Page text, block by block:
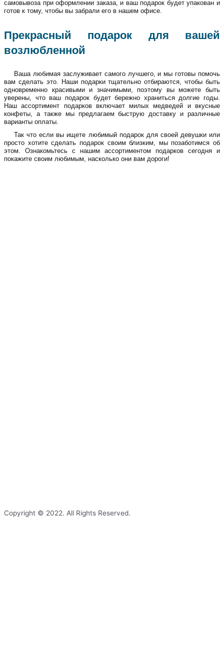
самовывоза при оформлении заказа, и ваш подарок будет упакован и
готов к тому, чтобы вы забрали его в нашем офисе.
Прекрасный подарок для вашей
возлюбленной
Ваша любимая заслуживает самого лучшего, и мы готовы помочь
вам сделать это. Наши подарки тщательно отбираются, чтобы быть
одновременно красивыми и значимыми, поэтому вы можете быть
уверены, что ваш подарок будет бережно храниться долгие годы.
Наш ассортимент подарков включает милых медведей и вкусные
конфеты, а также мы предлагаем быструю доставку и различные
варианты оплаты.
Так что если вы ищете любимый подарок для своей девушки или
просто хотите сделать подарок своим близким, мы позаботимся об
этом. Ознакомьтесь с нашим ассортиментом подарков сегодня и
покажите своим любимым, насколько они вам дороги!
Copyright © 2022. All Rights Reserved.